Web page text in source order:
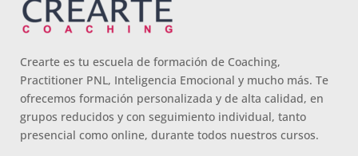
Crearte es tu escuela de formación de Coaching,
Practitioner PNL, Inteligencia Emocional y mucho más. Te
ofrecemos formación personalizada y de alta calidad, en
grupos reducidos y con seguimiento individual, tanto
presencial como online, durante todos nuestros cursos.